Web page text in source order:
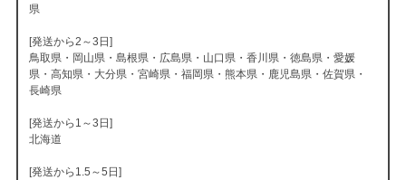
県
[発送から2～3日]
鳥取県・岡山県・島根県・広島県・山口県・香川県・徳島県・愛媛
県・高知県・大分県・宮崎県・福岡県・熊本県・鹿児島県・佐賀県・
長崎県
[発送から1～3日]
北海道
[発送から1.5～5日]